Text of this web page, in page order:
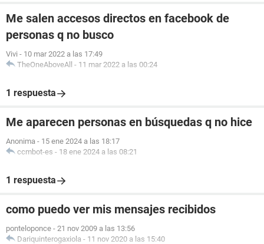
Me salen accesos directos en facebook de
personas q no busco
Vivi - 10 mar 2022 a las 17:49
TheOneAboveAll - 11 mar 2022 a las 00:24
1 respuesta
Me aparecen personas en búsquedas q no hice
Anonima - 15 ene 2024 a las 18:17
ccmbot-es - 18 ene 2024 a las 08:21
1 respuesta
como puedo ver mis mensajes recibidos
ponteloponce - 21 nov 2009 a las 13:56
Dariquinterogaxiola - 11 nov 2020 a las 15:40